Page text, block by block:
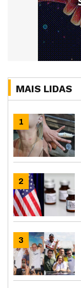
MAIS LIDAS